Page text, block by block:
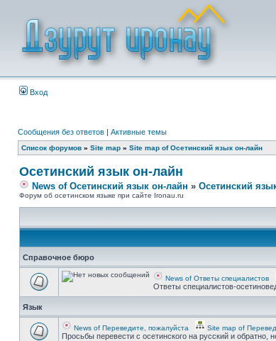
Вход
Сообщения без ответов | Активные темы
Список форумов » Site map » Site map of Осетинский язык он-лайн
Осетинский язык он-лайн
News of Осетинский язык он-лайн » Осетинский
Форум об осетинском языке при сайте Ironau.ru
Справочное бюро
News of Ответы специалистов
Ответы специалистов-
Язык
News of Переведите, пожалуйста Site map of
Просьбы перевести с осетинского на русский и обратно,